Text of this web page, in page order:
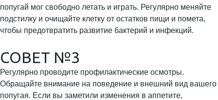
попугай мог свободно летать и играть. Регулярно меняйте
подстилку и очищайте клетку от остатков пищи и помета,
чтобы предотвратить развитие бактерий и инфекций.
СОВЕТ №3
Регулярно проводите профилактические осмотры.
Обращайте внимание на поведение и внешний вид вашего
попугая. Если вы заметили изменения в аппетите,